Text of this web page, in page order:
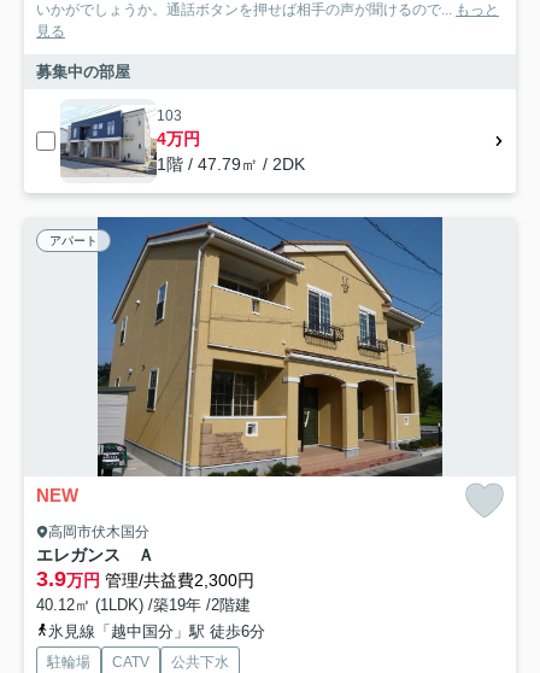
いかがでしょうか。通話ボタンを押せば相手の声が聞けるので... もっと
見る
募集中の部屋
103
4万円
1階 / 47.79㎡ / 2DK
アパート
NEW
高岡市伏木国分
エレガンス Ａ
3.9万円 管理/共益費2,300円
40.12㎡ (1LDK) /築19年 /2階建
氷見線「越中国分」駅 徒歩6分
駐輪場 CATV 公共下水